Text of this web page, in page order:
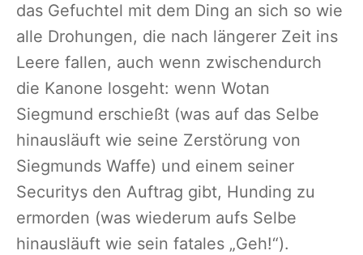
das Gefuchtel mit dem Ding an sich so wie
alle Drohungen, die nach längerer Zeit ins
Leere fallen, auch wenn zwischendurch
die Kanone losgeht: wenn Wotan
Siegmund erschießt (was auf das Selbe
hinausläuft wie seine Zerstörung von
Siegmunds Waffe) und einem seiner
Securitys den Auftrag gibt, Hunding zu
ermorden (was wiederum aufs Selbe
hinausläuft wie sein fatales „Geh!“).